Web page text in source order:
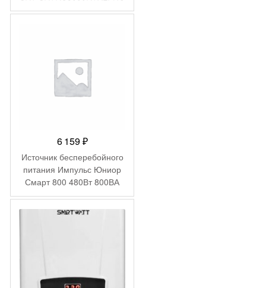
3000Вт 3000ВА черный
6 159₽
Источник бесперебойного
питания Импульс Юниор
Смарт 800 480Вт 800ВА
черный